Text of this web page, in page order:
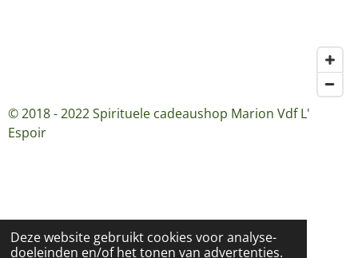
Deze website gebruikt cookies voor analyse-
doeleinden en/of het tonen van advertenties.
© 2018 - 2022 Spirituele cadeaushop Marion Vdf L'
Espoir